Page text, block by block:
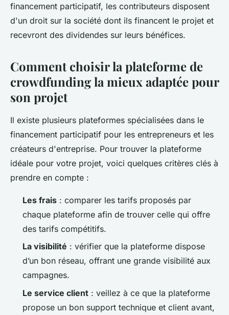
financement participatif, les contributeurs disposent
d'un droit sur la société dont ils financent le projet et
recevront des dividendes sur leurs bénéfices.
Comment choisir la plateforme de
crowdfunding la mieux adaptée pour
son projet
Il existe plusieurs plateformes spécialisées dans le
financement participatif pour les entrepreneurs et les
créateurs d'entreprise. Pour trouver la plateforme
idéale pour votre projet, voici quelques critères clés à
prendre en compte :
Les frais : comparer les tarifs proposés par
chaque plateforme afin de trouver celle qui offre
des tarifs compétitifs.
La visibilité : vérifier que la plateforme dispose
d’un bon réseau, offrant une grande visibilité aux
campagnes.
Le service client : veillez à ce que la plateforme
propose un bon support technique et client avant,